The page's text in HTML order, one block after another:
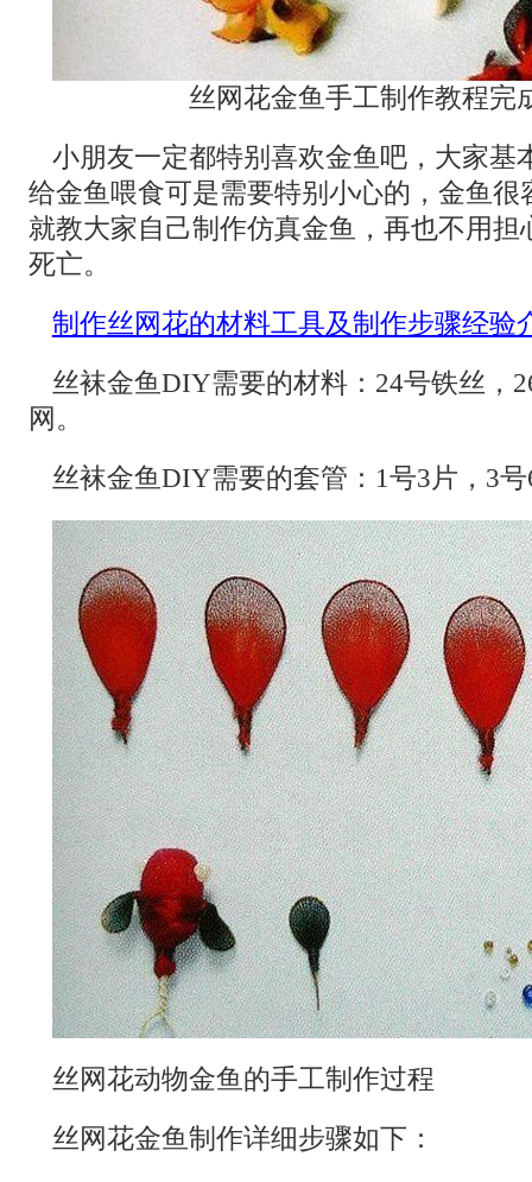
丝网花金鱼手工制作教程完
小朋友一定都特别喜欢金鱼吧，大家基
给金鱼喂食可是需要特别小心的，金鱼很
就教大家自己制作仿真金鱼，再也不用担
死亡。
制作丝网花的材料工具及制作步骤经验
丝袜金鱼DIY需要的材料：24号铁丝，
网。
丝袜金鱼DIY需要的套管：1号3片，3
丝网花动物金鱼的手工制作过程
丝网花金鱼制作详细步骤如下：